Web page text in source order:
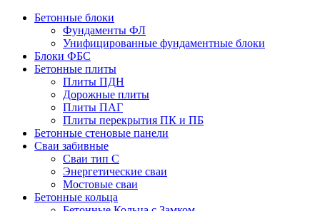
Бетонные блоки
Фундаменты ФЛ
Унифицированные фундаментные блоки
Блоки ФБС
Бетонные плиты
Плиты ПДН
Дорожные плиты
Плиты ПАГ
Плиты перекрытия ПК и ПБ
Бетонные стеновые панели
Сваи забивные
Сваи тип С
Энергетические сваи
Mостовые сваи
Бетонные кольца